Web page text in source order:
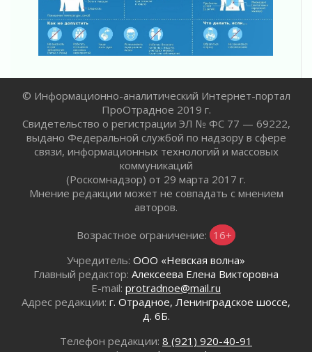
Ленобласть внедрила передовую подготовку
операторов БПЛА
02 августа 2026
В Ивангороде появилась «Избушка-
Юхла, мука, кантеле и Водяной
Лето катится с горки
01 августа 2026
В Ленобласти открылась экспозиция к 150-
летию Билибина
01 августа 2026
01 августа 2026
01 августа 2026
Безмолвный крик о помощи
01 августа 2026
© Информационно-аналитический Интернет-портал
ПроОтрадное 2019 г.
Свидетельство о регистрации ЭЛ № ФС 77 — 69222,
выдано Федеральной службой по надзору в сфере
связи, информационных технологий и массовых
коммуникаций
(Роскомнадзор) от 29 марта 2017 г.
Мнение редакции может не совпадать с мнением
авторов.
Возрастное ограничение: 16+
Учредитель: ООО «Невская волна»
Главный редактор: Алексеева Елена Викторовна
E-mail: protradnoe@mail.ru
Адрес редакции: г. Отрадное, Ленинградское шоссе,
д. 6Б.
Телефон редакции: 8 (921) 920-40-91